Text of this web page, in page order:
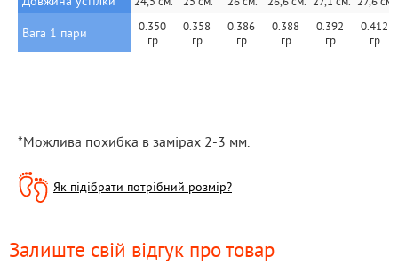
Вага 1 пари
0.350
гр.
0.358
гр.
0.386
гр.
0.388
гр.
0.392
гр.
0.412
гр.
*Можлива похибка в замірах 2-3 мм.
Як підібрати потрібний розмір?
Залиште свій відгук про товар